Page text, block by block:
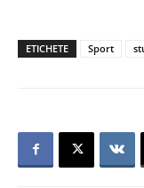
ETICHETE Sport